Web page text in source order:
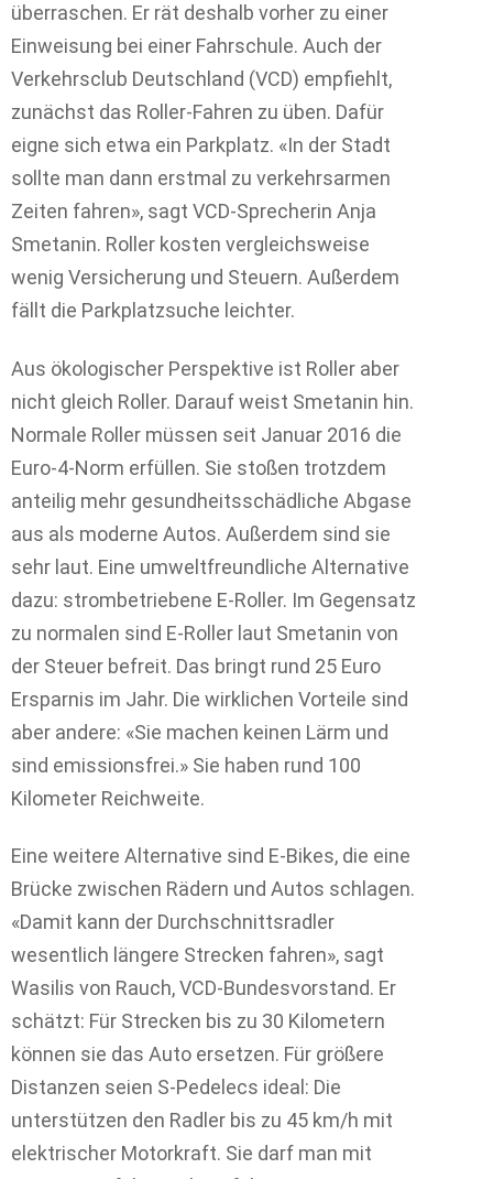
überraschen. Er rät deshalb vorher zu einer
Einweisung bei einer Fahrschule. Auch der
Verkehrsclub Deutschland (VCD) empfiehlt,
zunächst das Roller-Fahren zu üben. Dafür
eigne sich etwa ein Parkplatz. «In der Stadt
sollte man dann erstmal zu verkehrsarmen
Zeiten fahren», sagt VCD-Sprecherin Anja
Smetanin. Roller kosten vergleichsweise
wenig Versicherung und Steuern. Außerdem
fällt die Parkplatzsuche leichter.
Aus ökologischer Perspektive ist Roller aber
nicht gleich Roller. Darauf weist Smetanin hin.
Normale Roller müssen seit Januar 2016 die
Euro-4-Norm erfüllen. Sie stoßen trotzdem
anteilig mehr gesundheitsschädliche Abgase
aus als moderne Autos. Außerdem sind sie
sehr laut. Eine umweltfreundliche Alternative
dazu: strombetriebene E-Roller. Im Gegensatz
zu normalen sind E-Roller laut Smetanin von
der Steuer befreit. Das bringt rund 25 Euro
Ersparnis im Jahr. Die wirklichen Vorteile sind
aber andere: «Sie machen keinen Lärm und
sind emissionsfrei.» Sie haben rund 100
Kilometer Reichweite.
Eine weitere Alternative sind E-Bikes, die eine
Brücke zwischen Rädern und Autos schlagen.
«Damit kann der Durchschnittsradler
wesentlich längere Strecken fahren», sagt
Wasilis von Rauch, VCD-Bundesvorstand. Er
schätzt: Für Strecken bis zu 30 Kilometern
können sie das Auto ersetzen. Für größere
Distanzen seien S-Pedelecs ideal: Die
unterstützen den Radler bis zu 45 km/h mit
elektrischer Motorkraft. Sie darf man mit